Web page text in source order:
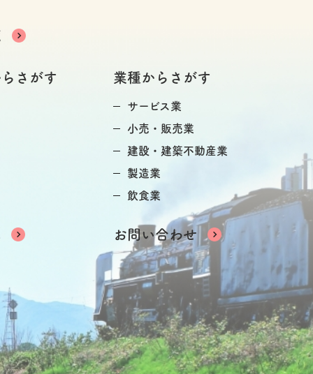
さがす 業種からさがす
サービス業
小売・販売業
建設・建築不動産業
製造業
飲食業
お問い合わせ